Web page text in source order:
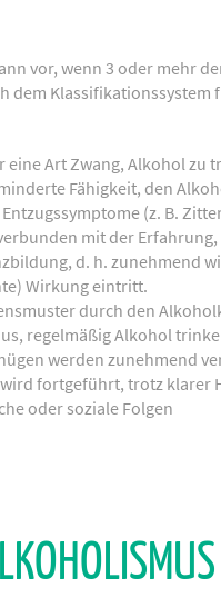
vor, wenn 3 oder mehr
dem Klassifikationssystem
eine Art Zwang, Alkohol zu
Fähigkeit, den
(z. B.
mit der
d. h. zunehmend
Wirkung eintritt.
durch den
regelmäßig Alkohol
werden zunehmend
fortgeführt, trotz klarer
oder soziale Folgen